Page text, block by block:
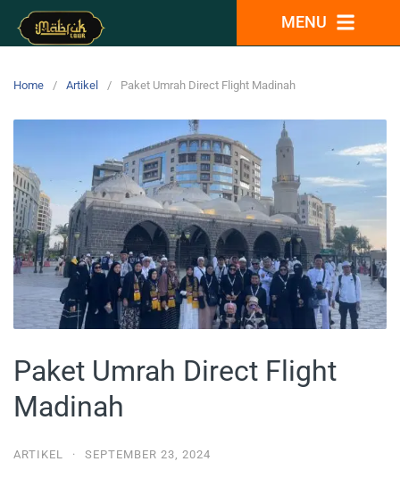
MENU
Home Artikel Paket Umrah Direct Flight Madinah
Paket Umrah Direct Flight
Madinah
ARTIKEL · SEPTEMBER 23, 2024